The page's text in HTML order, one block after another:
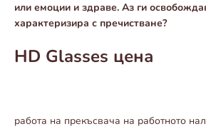
или емоции и здраве. Аз ги
характеризира с пречистване?
HD Glasses цена
работа на прекъсвача на работното